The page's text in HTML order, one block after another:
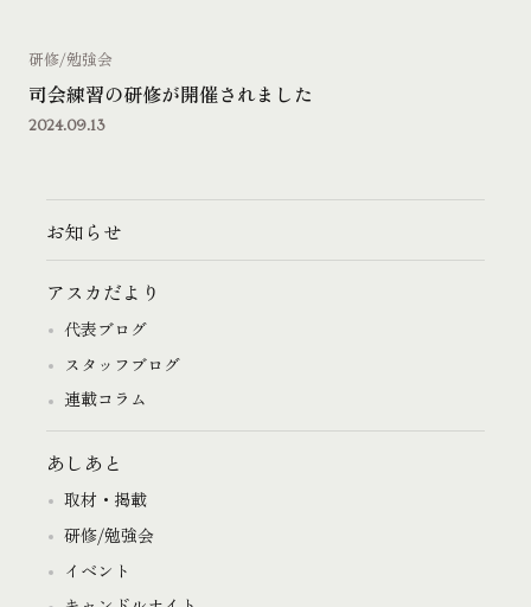
司会練習の研修が開催されました
研修/勉強会
2024.09.13
お知らせ
アスカだより
代表ブログ
スタッフブログ
連載コラム
あしあと
取材・掲載
研修/勉強会
イベント